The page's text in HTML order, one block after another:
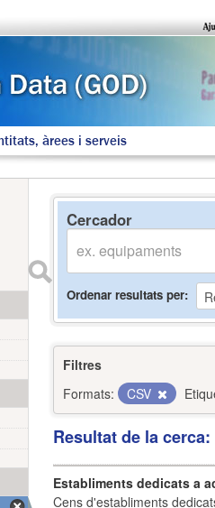
àrees i serveis
Cercador
Ordenar resultats per
Filtres
Formats:
CSV
Resultat de la
Establiments dedicats a
Cens d'establiments